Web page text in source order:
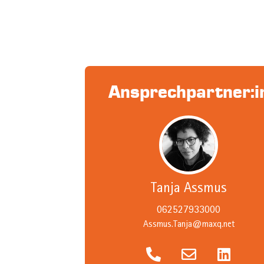
Tanja Assmus
062527933000
Assmus.Tanja@maxq.net